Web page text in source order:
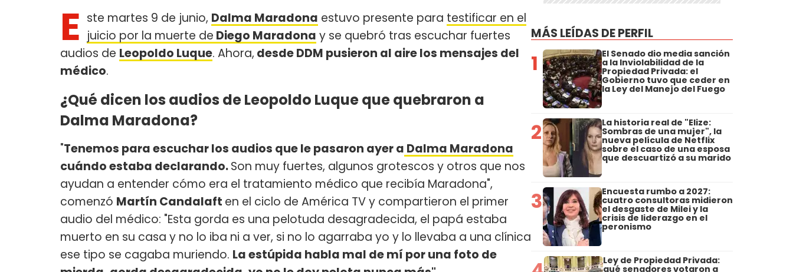
E ste martes 9 de junio, Dalma Maradona estuvo presente para testificar en el
juicio por la muerte de Diego Maradona y se quebró tras escuchar fuertes
audios de Leopoldo Luque. Ahora, desde DDM pusieron al aire los mensajes del
médico.
¿Qué dicen los audios de Leopoldo Luque que quebraron a
Dalma Maradona?
"Tenemos para escuchar los audios que le pasaron ayer a Dalma Maradona
cuándo estaba declarando.Son muy fuertes, algunos grotescos y otros que nos
ayudan a entender cómo era el tratamiento médico que recibía Maradona",
comenzó Martín Candalaft en el ciclo de América TV y compartieron el primer
audio del médico: "Esta gorda es una pelotuda desagradecida, el papá estaba
muerto en su casa y no lo iba ni a ver, si no lo agarraba yo y lo llevaba a una clínica
ese tipo se cagaba muriendo. La estúpida habla mal de mí por una foto de
MÁS LEÍDAS DE PERFIL
1 El Senado dio media sanción
a la Inviolabilidad de la
Propiedad Privada: el
Gobierno tuvo que ceder en
la Ley del Manejo del Fuego
2 La historia real de "Elize:
Sombras de una mujer", la
nueva película de Netflix
sobre el caso de una esposa
que descuartizó a su marido
3 Encuesta rumbo a 2027:
cuatro consultoras midieron
el desgaste de Milei y la
crisis de liderazgo en el
peronismo
Ley de Propiedad Privada:
qué senadores votaron a